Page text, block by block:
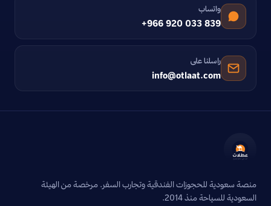
واتساب
+966 920 033 839
راسلنا على
info@otlaat.com
منصة سعودية للحجوزات الفندقية وتجارب السفر. مرخصة من الهيئة
السعودية للسياحة منذ 2014.